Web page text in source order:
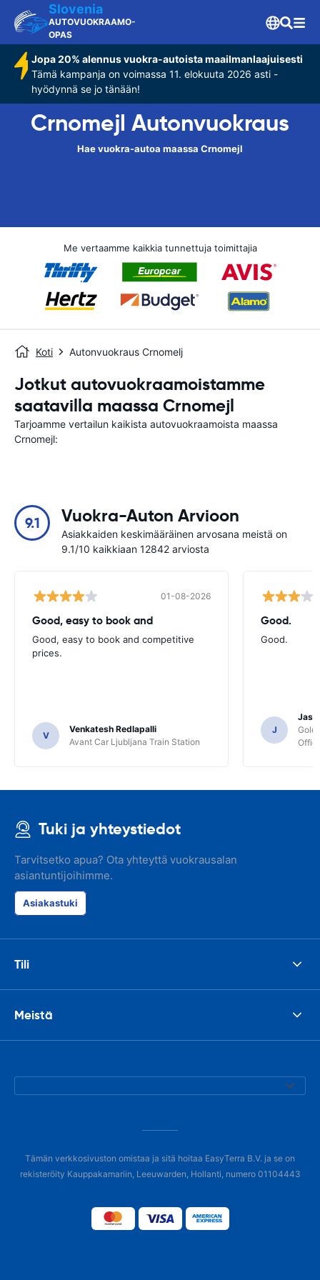
Slovenia
AUTOVUOKRAAMO-
OPAS
Jopa 20% alennus vuokra-autoista maailmanlaajuisesti
Tämä kampanja on voimassa 11. elokuuta 2026 asti -
hyödynnä se jo tänään!
Crnomejl Autonvuokraus
Hae vuokra-autoa maassa Crnomejl
Me vertaamme kaikkia tunnettuja toimittajia
Koti Autonvuokraus Crnomelj
Jotkut autovuokraamoistamme
saatavilla maassa Crnomejl
Tarjoamme vertailun kaikista autovuokraamoista maassa
Crnomejl:
9.1 Vuokra-Auton Arvioon
Asiakkaiden keskimääräinen arvosana meistä on
9.1/10 kaikkiaan 12842 arviosta
01-08-2026
Good, easy to book and
Good, easy to book and competitive
prices.
V
Venkatesh Redlapalli
Avant Car Ljubljana Train Station
Good.
Good.
J
Tuki ja yhteystiedot
Tarvitsetko apua? Ota yhteyttä vuokrausalan
asiantuntijoihimme.
Asiakastuki
Tili
Meistä
Tämän verkkosivuston omistaa ja sitä hoitaa EasyTerra B.V. ja se on
rekisteröity Kauppakamariin, Leeuwarden, Hollanti, numero 01104443